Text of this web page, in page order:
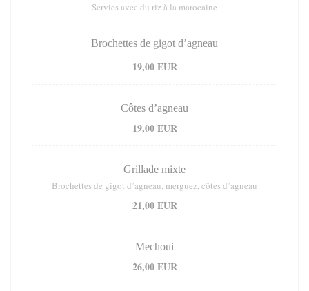
Servies avec du riz à la marocaine
Brochettes de gigot d’agneau
19,00 EUR
Côtes d’agneau
19,00 EUR
Grillade mixte
Brochettes de gigot d’agneau, merguez, côtes d’agneau
21,00 EUR
Mechoui
26,00 EUR